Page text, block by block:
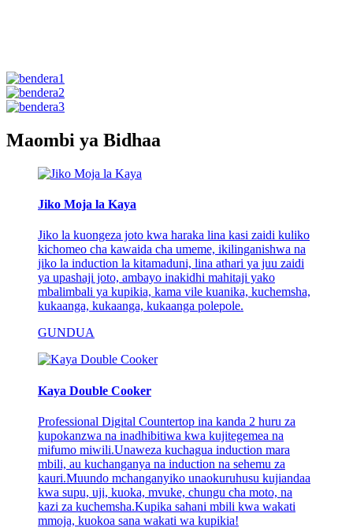
Maombi ya Bidhaa
Jiko Moja la Kaya
Jiko la kuongeza joto kwa haraka lina kasi zaidi kuliko
kichomeo cha kawaida cha umeme, ikilinganishwa na
jiko la induction la kitamaduni, lina athari ya juu zaidi
ya upashaji joto, ambayo inakidhi mahitaji yako
mbalimbali ya kupikia, kama vile kuanika, kuchemsha,
kukaanga, kukaanga, kukaanga polepole.
GUNDUA
Kaya Double Cooker
Professional Digital Countertop ina kanda 2 huru za
kupokanzwa na inadhibitiwa kwa kujitegemea na
mifumo miwili.Unaweza kuchagua induction mara
mbili, au kuchanganya na induction na sehemu za
kauri.Muundo mchanganyiko unaokuruhusu kujiandaa
kwa supu, uji, kuoka, mvuke, chungu cha moto, na
kazi za kuchemsha.Kupika sahani mbili kwa wakati
mmoja, kuokoa sana wakati wa kupikia!